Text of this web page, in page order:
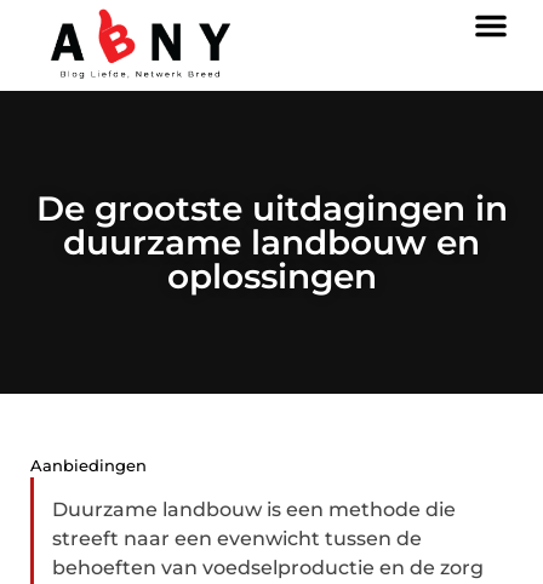
De grootste uitdagingen in
duurzame landbouw en
oplossingen
Aanbiedingen
Duurzame landbouw is een methode die
streeft naar een evenwicht tussen de
behoeften van voedselproductie en de zorg